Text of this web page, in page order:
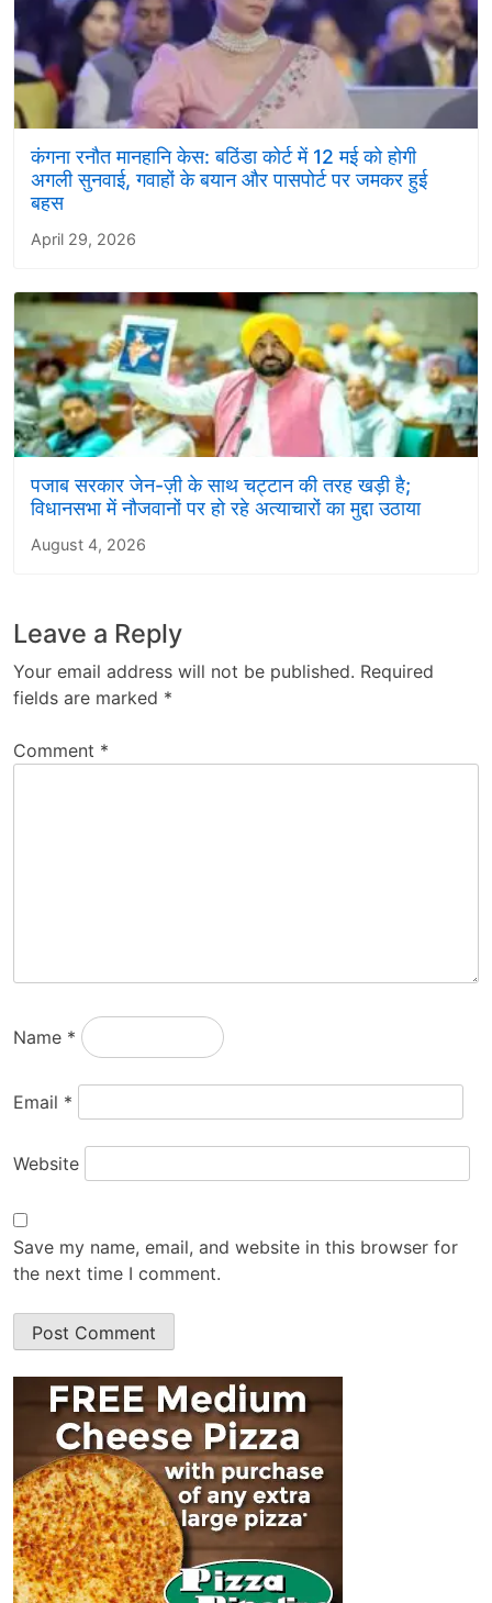
कंगना रनौत मानहानि केस: बठिंडा कोर्ट में 12 मई को होगी
अगली सुनवाई, गवाहों के बयान और पासपोर्ट पर जमकर हुई
बहस
April 29, 2026
पजाब सरकार जेन-ज़ी के साथ चट्टान की तरह खड़ी है;
विधानसभा में नौजवानों पर हो रहे अत्याचारों का मुद्दा उठाया
August 4, 2026
Leave a Reply
Your email address will not be published. Required
fields are marked *
Comment *
Name *
Email *
Website
Save my name, email, and website in this browser for
the next time I comment.